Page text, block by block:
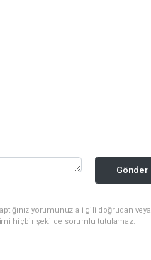
Gönder
yorumunuzla ilgili doğrudan veya
hiçbir şekilde sorumlu tutulamaz.